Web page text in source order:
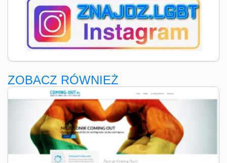
ZOBACZ RÓWNIEŻ